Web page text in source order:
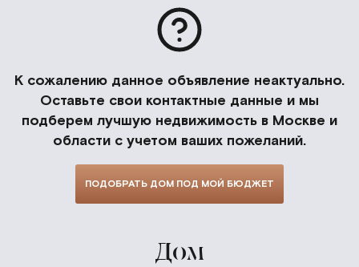
К сожалению данное объявление неактуально.
Оставьте свои контактные данные и мы
подберем лучшую недвижимость в Москве и
области с учетом ваших пожеланий.
ПОДОБРАТЬ ДОМ ПОД МОЙ БЮДЖЕТ
Дом